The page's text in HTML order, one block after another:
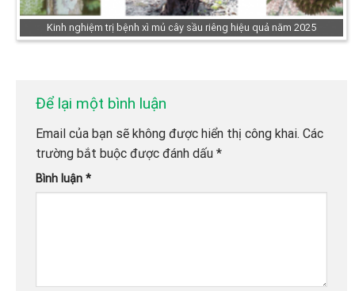
Kinh nghiệm trị bệnh xì mủ cây sầu riêng hiệu quả năm 2025
Để lại một bình luận
Email của bạn sẽ không được hiển thị công khai. Các
trường bắt buộc được đánh dấu *
Bình luận *